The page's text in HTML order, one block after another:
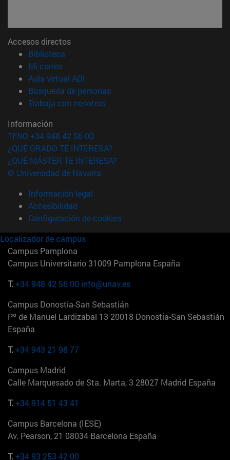
Accesos directos
Biblioteca
Mi correo(abre en nueva ventana)
Aula virtual ADI
Búsqueda de personas(abre en nueva ventana)
Trabaja con nosotros(abre en nueva ventana)
Información
TFNO +34 948 42 56 00
¿QUÉ GRADO TE INTERESA?
¿QUÉ MÁSTER TE INTERESA?
© Universidad de Navarra
Información legal
Accesibilidad
Configuración de cookies
Localizador de campus
Campus Pamplona
Campus Universitario 31009 Pamplona España
T.+34 948 42 56 00 info@unav.es
Campus Donostia-San Sebastián
Pº de Manuel Lardizabal 13 20018 Donostia-San Sebastián
España
T.+34 943 21 98 77
Campus Madrid
Calle Marquesado de Sta. Marta, 3 28027 Madrid España
T.+34 914 51 43 41
Campus Barcelona (IESE)
Av. Pearson, 21 08034 Barcelona España
T.+34 93 253 42 00